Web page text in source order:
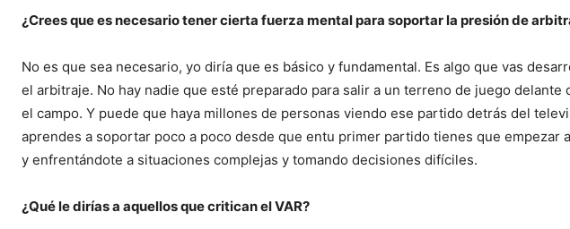
¿Crees que es necesario tener cierta fuerza mental para soportar la presión de
No es que sea necesario, yo diría que es básico y fundamental. Es algo que vas
el arbitraje. No hay nadie que esté preparado para salir a un terreno de juego
el campo. Y puede que haya millones de personas viendo ese partido detrás del
aprendes a soportar poco a poco desde que entu primer partido tienes que empezar
y enfrentándote a situaciones complejas y tomando decisiones difíciles.
¿Qué le dirías a aquellos que critican el VAR?